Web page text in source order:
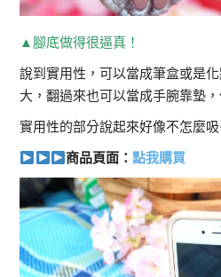
▲腳底做得很逼真！
說到實用性，可以當成筆盒或是
大，翻過來也可以當成手腕靠墊
實用性的部分說起來好像不怎麼
商品頁面： 點我購買